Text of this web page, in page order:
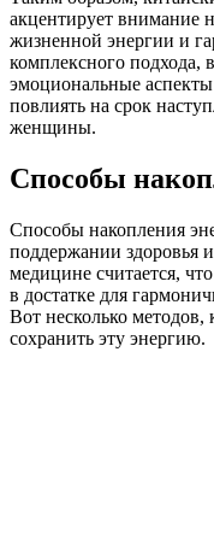
акцентирует внимание
жизненной энергии и
комплексного подхода,
эмоциональные
повлиять на срок
женщины.
Способы
Способы накопления
поддержании здоровья
медицине считается,
в достатке для
Вот несколько
сохранить эту энергию.